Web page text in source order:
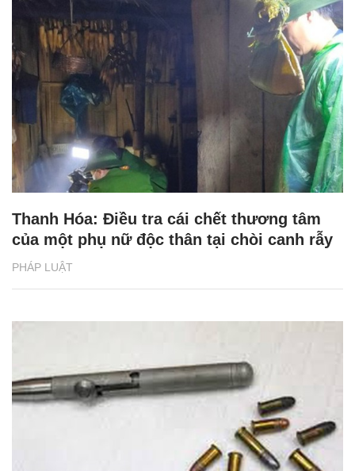
PHÁP LUẬT
Thanh Hóa: Điều tra cái chết thương tâm
của một phụ nữ độc thân tại chòi canh rẫy